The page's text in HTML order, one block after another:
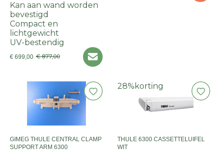
Kan aan wand worden
bevestigd
Compact en
lichtgewicht
UV-bestendig
€ 699,00 € 877,00
GIMEG THULE CENTRAL CLAMP
SUPPORT ARM 6300
28% korting
THULE 6300 CASSETTELUIFEL
WIT